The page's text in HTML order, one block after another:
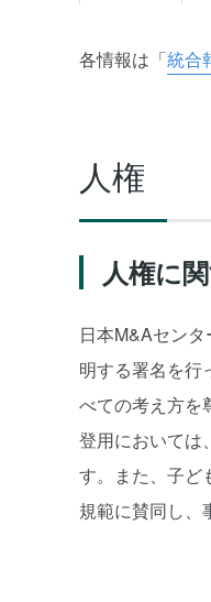
各情報は「統合
人権
人権に
日本M&Aセン
明する署名を行
べての考え方を
登用においては
す。また、子ど
規範に賛同し、